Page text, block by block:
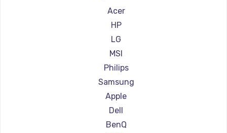
Замена HDMI
Заказать
Ремонт мониторов Hisense
Ремонт мониторов АОС
Ремонт мониторов Ardor
Ремонт мониторов Machenike
Ремонт мониторов iru
Ремонт мониторов Titan Army
Ремонт мониторов iFFALCON
Ремонт мониторов Dahua
Acer
HP
LG
MSI
Philips
Samsung
Apple
Dell
BenQ